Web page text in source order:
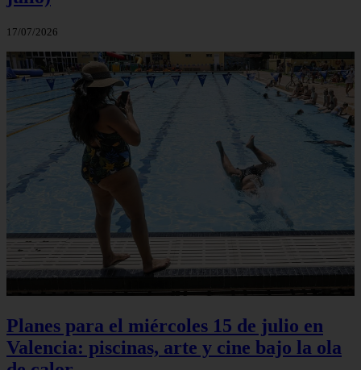
17/07/2026
Planes para el miércoles 15 de julio en
Valencia: piscinas, arte y cine bajo la ola